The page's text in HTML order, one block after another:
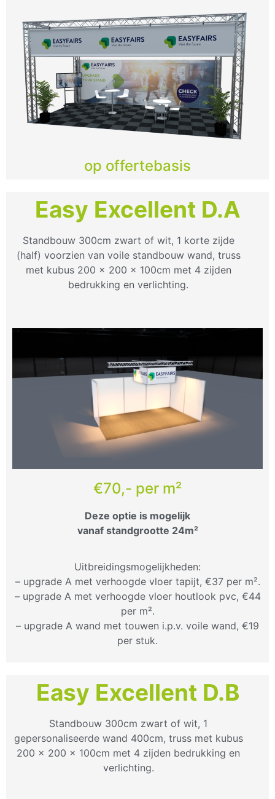
op offertebasis
Easy Excellent D.A
Standbouw 300cm zwart of wit, 1 korte zijde
(half) voorzien van voile standbouw wand, truss
met kubus 200 x 200 x 100cm met 4 zijden
bedrukking en verlichting.
€70,- per m²
Deze optie is mogelijk
vanaf standgrootte 24m²
Uitbreidingsmogelijkheden:
– upgrade A met verhoogde vloer tapijt, €37 per m².
– upgrade A met verhoogde vloer houtlook pvc, €44
per m².
– upgrade A wand met touwen i.p.v. voile wand, €19
per stuk.
Easy Excellent D.B
Standbouw 300cm zwart of wit, 1
gepersonaliseerde wand 400cm, truss met kubus
200 x 200 x 100cm met 4 zijden bedrukking en
verlichting.